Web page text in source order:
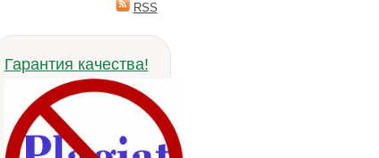
RSS
Гарантия качества!